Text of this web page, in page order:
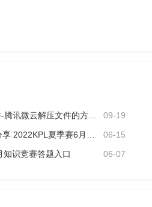
微云解压文件的方法介绍
09-19
夏季赛6月15日赛程介绍
06-15
识竞赛答题入口 06-07